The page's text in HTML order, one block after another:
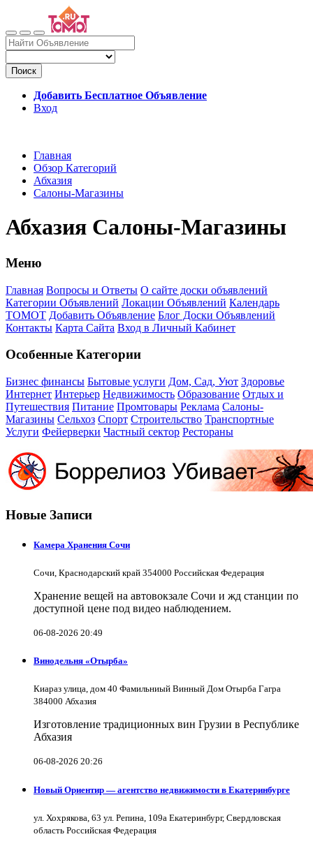
Поиск
Добавить Бесплатное Объявление
Вход
Главная
Обзор Категорий
Абхазия
Салоны-Магазины
Абхазия Салоны-Магазины
Меню
Главная Вопросы и Ответы О сайте доски объявлений
Категории Объявлений Локации Объявлений Календарь
ТОМОТ Добавить Объявление Блог Доски Объявлений
Контакты Карта Сайта Вход в Личный Кабинет
Особенные Категории
Бизнес финансы Бытовые услуги Дом, Сад, Уют Здоровье
Интернет Интерьер Недвижимость Образование Отдых и
Путешествия Питание Промтовары Реклама Салоны-
Магазины Сельхоз Спорт Строительство Транспортные
Услуги Фейерверки Частный сектор Рестораны
Новые Записи
Камера Хранения Сочи
Сочи, Краснодарский край 354000 Российская Федерация
Хранение вещей на автовокзале Сочи и жд станции по
доступной цене под видео наблюдением.
06-08-2026 20:49
Винодельня «Отырба»
Киараз улица, дом 40 Фамильниый Винный Дом Отырба Гагра
384000 Абхазия
Изготовление традиционных вин Грузии в Республике
Абхазия
06-08-2026 20:26
Новый Ориентир — агентство недвижимости в Екатеринбурге
ул. Хохрякова, 63 ул. Репина, 109a Екатеринбург, Свердловская
область Российская Федерация